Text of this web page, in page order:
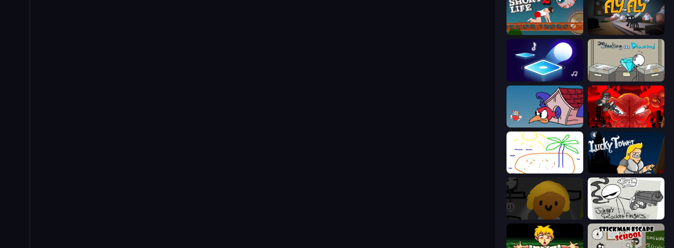
Short Life 2 Fly for Fly
Tile Jumper 3D Stealing the Diamond
Cuphead Madness Accelerant
Skribbl.io Lucky Tower
Johnny Rocketfingers